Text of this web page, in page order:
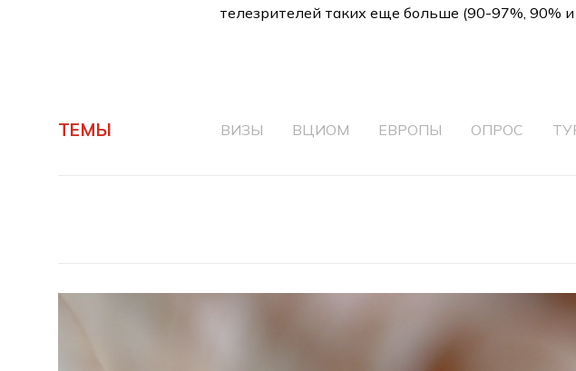
телезрителей таких еще больше (90-97%, 90% и
ТЕМЫ ВИЗЫ ВЦИОМ ЕВРОПЫ ОПРОС